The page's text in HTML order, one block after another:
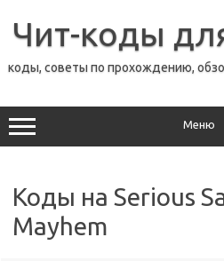
содержимому
Чит-коды
коды, советы по прохождению,
Меню
Коды на Serious
Mayhem